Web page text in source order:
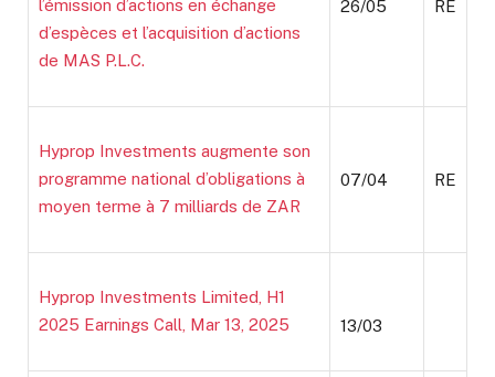
l’émission d’actions en échange
d’espèces et l’acquisition d’actions
de MAS P.L.C.
26/05 RE
Hyprop Investments augmente son
programme national d’obligations à
moyen terme à 7 milliards de ZAR
07/04 RE
Hyprop Investments Limited, H1
2025 Earnings Call, Mar 13, 2025
13/03